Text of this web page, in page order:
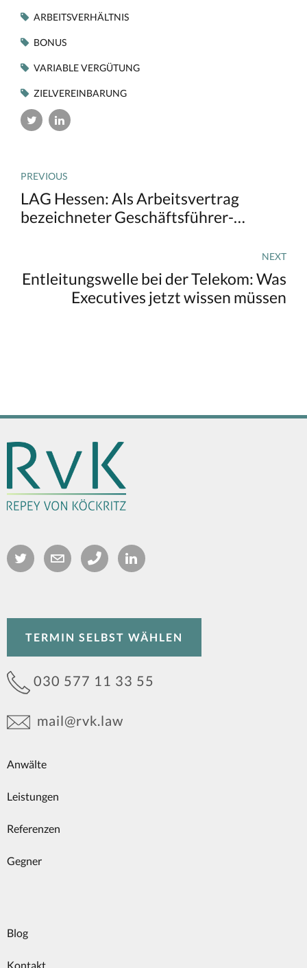
ARBEITSVERHÄLTNIS
BONUS
VARIABLE VERGÜTUNG
ZIELVEREINBARUNG
PREVIOUS
LAG Hessen: Als Arbeitsvertrag
bezeichneter Geschäftsführer-
NEXT
Entleitungswelle bei der Telekom: Was
Executives jetzt wissen müssen
Anwälte
Leistungen
Referenzen
Gegner
Blog
Kontakt
TERMIN SELBST WÄHLEN
030 577 11 33 55
mail@rvk.law